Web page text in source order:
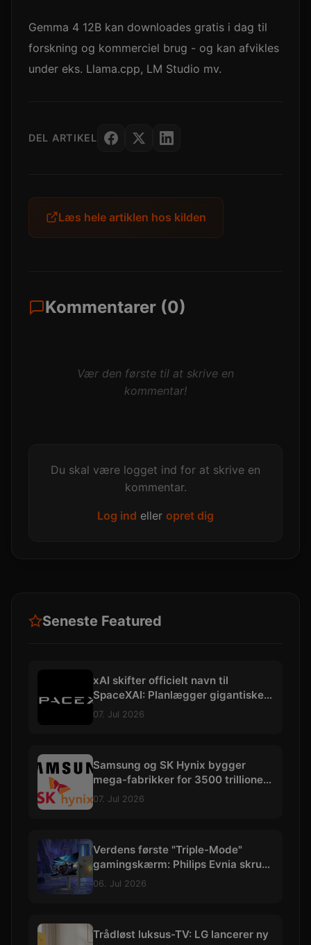
Gemma 4 12B kan downloades gratis i dag til
forskning og kommerciel brug - og kan afvikles
under eks. Llama.cpp, LM Studio mv.
DEL ARTIKEL
Læs hele artiklen hos kilden
Kommentarer (0)
Vær den første til at skrive en
kommentar!
Du skal være logget ind for at skrive en
kommentar.
Log ind eller opret dig
Seneste Featured
xAI skifter officielt navn til
SpaceXAI: Planlægger gigantiske
datacentre i rummet
07. Jul 2026
Samsung og SK Hynix bygger
mega-fabrikker for 3500 trillioner
kroner
07. Jul 2026
Verdens første "Triple-Mode"
gamingskærm: Philips Evnia skruer
op til vilde 540 Hz
06. Jul 2026
Trådløst luksus-TV: LG lancerer ny